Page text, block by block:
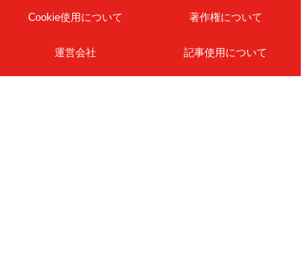
Cookie使用について 著作権について
運営会社 記事使用について